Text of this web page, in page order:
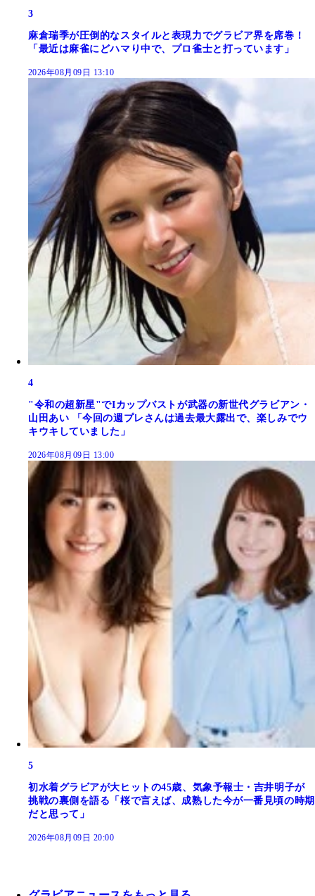
3
麻倉瑞季が圧倒的なスタイルと表現力でグラビア界を席巻！
「最近は麻雀にどハマり中で、プロ雀士と打っています」
2026年08月09日 13:10
4
"令和の超新星"でIカップバストが武器の新世代グラビアン・
山田あい 「今回の週プレさんは過去最大露出で、楽しみでウ
キウキしていました」
2026年08月09日 13:00
5
初水着グラビアが大ヒットの45歳、気象予報士・吉井明子が
挑戦の裏側を語る「桜で言えば、成熟した今が一番見頃の時期
だと思って」
2026年08月09日 20:00